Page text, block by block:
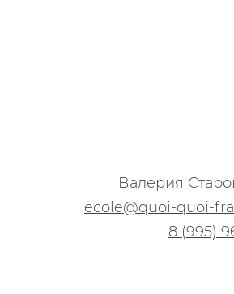
Валерия
ecole@quoi-quoi-
8 (995)